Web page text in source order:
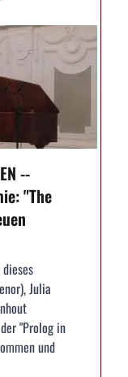
--
"The
Julia
"Prolog in
und